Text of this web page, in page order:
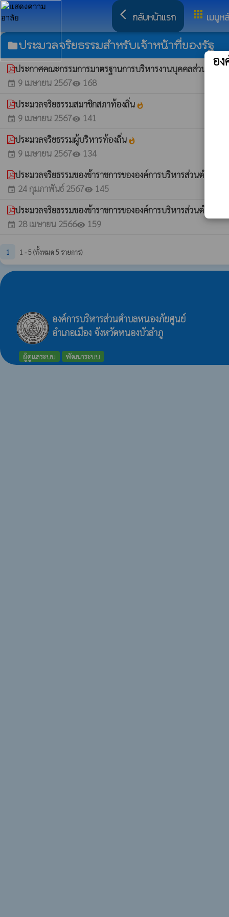
arrow_back_ios กลับหน้าแรก apps เมนูห
folderประมวลจริยธรรมสำหรับเจ้าหน้าที่ของรัฐ
ประกาศคณะกรรมการมาตรฐานการบริหารงานบุคคลส่วนท้อง
event 9 เมษายน 2567visibility 168
ประมวลจริยธรรมสมาชิกสภาท้องถิ่น whatshot
event 9 เมษายน 2567visibility 141
ประมวลจริยธรรมผู้บริหารท้องถิ่น whatshot
event 9 เมษายน 2567visibility 134
ประมวลจริยธรรมของข้าราชการขององค์การบริหารส่วนตำบล
event 24 กุมภาพันธ์ 2567visibility 145
ประมวลจริยธรรมของข้าราชการขององค์การบริหารส่วนตำบล
event 28 เมษายน 2566visibility 159
1 1 - 5 (ทั้งหมด 5 รายการ)
องค์การบริหารส่วนตำบลหนองภัยศูนย์
อำเภอเมือง จังหวัดหนองบัวลำภู
ผู้ดูแลระบบ พัฒนาระบบ
อ